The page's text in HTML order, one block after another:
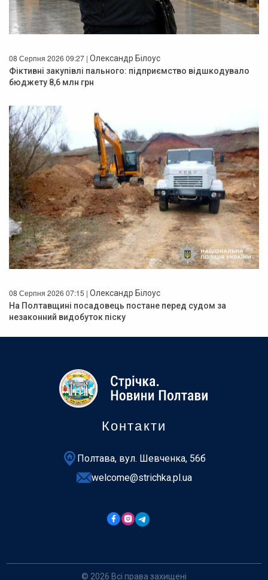
08 Серпня 2026 09:27 | Олександр Білоус
Фіктивні закупівлі пального: підприємство відшкодувало
бюджету 8,6 млн грн
08 Серпня 2026 07:15 | Олександр Білоус
На Полтавщині посадовець постане перед судом за
незаконний видобуток піску
Контакти
Полтава, вул. Шевченка, 56б
welcome@strichka.pl.ua
© 2026 Всі права захищені